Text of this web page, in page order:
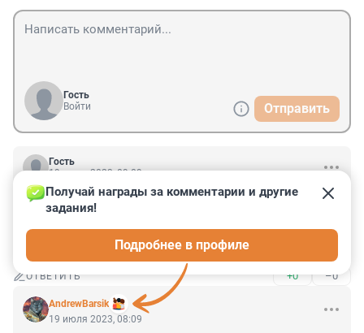
Гость
Войти
Отправить
Гость
19 июля 2023, 09:09
Бастрыкин и СК готов каждой собачкой заниматься
чтобы не осталось времени на подсчёт и
расследование причин студенческой смертности в
ОТВЕТИТЬ +0 –0
AndrewBarsik
Получай награды за комментарии и другие
задания!
Подробнее в профиле
19 июля 2023, 08:09